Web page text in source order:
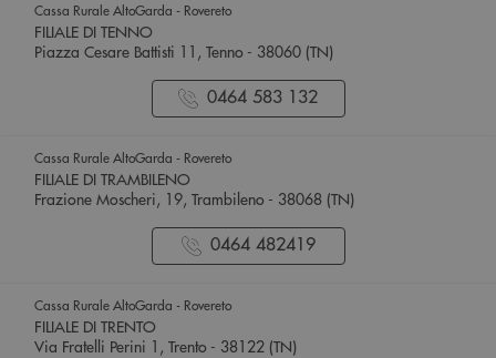
Cassa Rurale AltoGarda - Rovereto
FILIALE DI TENNO
Piazza Cesare Battisti 11, Tenno - 38060 (TN)
0464 583 132
Cassa Rurale AltoGarda - Rovereto
FILIALE DI TRAMBILENO
Frazione Moscheri, 19, Trambileno - 38068 (TN)
0464 482419
Cassa Rurale AltoGarda - Rovereto
FILIALE DI TRENTO
Via Fratelli Perini 1, Trento - 38122 (TN)